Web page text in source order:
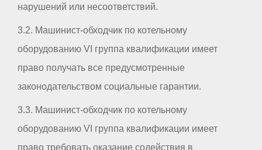
нарушений или несоответствий.
3.2. Машинист-обходчик по котельному
оборудованию VI группа квалификации имеет
право получать все предусмотренные
законодательством социальные гарантии.
3.3. Машинист-обходчик по котельному
оборудованию VI группа квалификации имеет
право требовать оказание содействия в